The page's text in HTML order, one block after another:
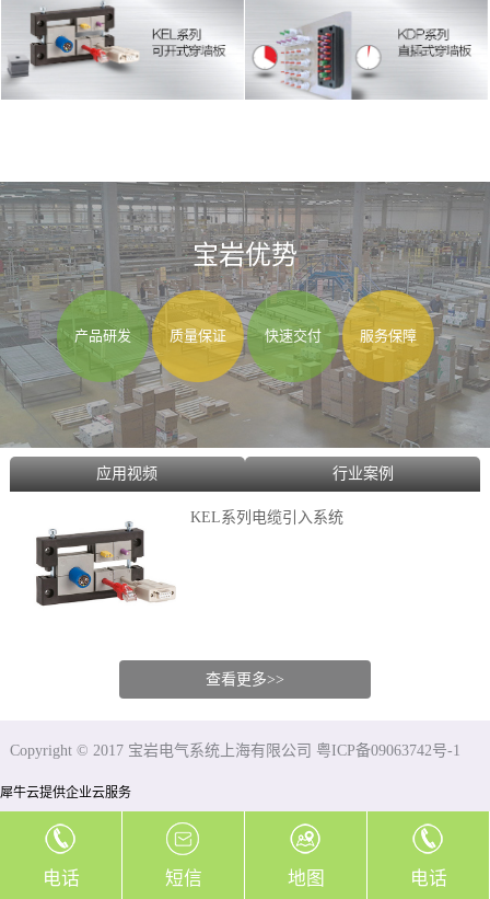
宝岩优势
产品研发 质量保证 快速交付 服务保障
应用视频 行业案例
KEL系列电缆引入系统
查看更多>>
Copyright © 2017 宝岩电气系统上海有限公司 粤ICP备09063742号-1
犀牛云提供企业云服务
电话 短信 地图 电话